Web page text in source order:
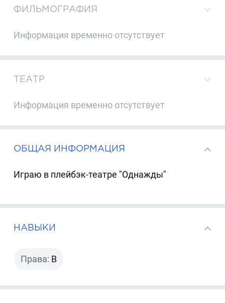
ФИЛЬМОГРАФИЯ
Информация временно отсутствует
ТЕАТР
Информация временно отсутствует
ОБЩАЯ ИНФОРМАЦИЯ
Играю в плейбэк-театре "Однажды"
НАВЫКИ
Права: B